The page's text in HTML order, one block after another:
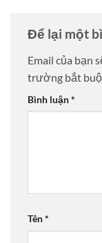
Để lại một
Email của bạn
trường bắt
Bình luận*
Tên*